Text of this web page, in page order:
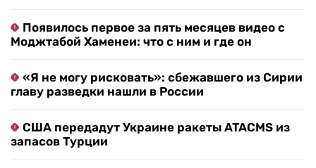
Появилось первое за пять месяцев видео с
Моджтабой Хаменеи: что с ним и где он
«Я не могу рисковать»: сбежавшего из Сирии
главу разведки нашли в России
США передадут Украине ракеты ATACMS из
запасов Турции